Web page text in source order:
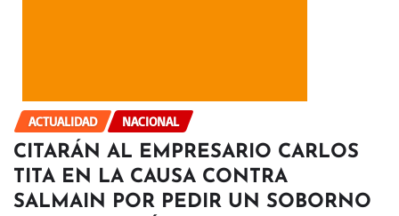
ACTUALIDAD NACIONAL
CITARÁN AL EMPRESARIO CARLOS
TITA EN LA CAUSA CONTRA
SALMAIN POR PEDIR UN SOBORNO